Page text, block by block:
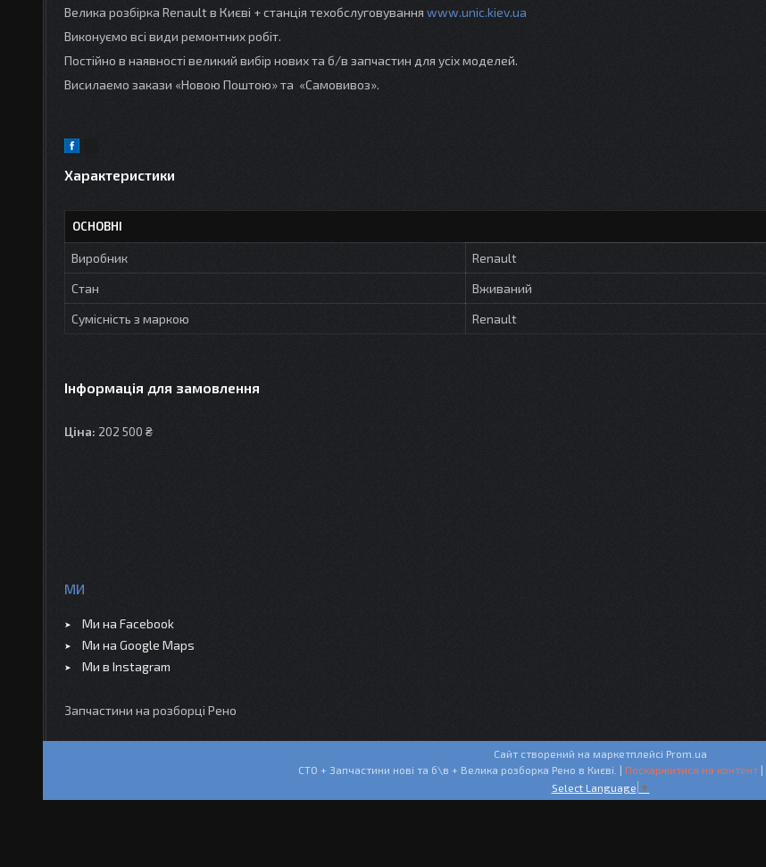
Велика розбірка Renault в Києві + станція техобслуговування www.unic.kiev.ua
Виконуємо всі види ремонтних робіт.
Постійно в наявності великий вибір нових та б/в запчастин для усіх моделей.
Висилаемо закази «Новою Поштою» та «Самовивоз».
Характеристики
ОСНОВНІ
Виробник
Renault
Стан
Вживаний
Сумісність з маркою
Renault
Інформація для замовлення
Ціна: 202 500 ₴
МИ
Ми на Facebook
Ми на Google Maps
Ми в Instagram
Запчастини на розборці Рено
Сайт створений на маркетплейсі Prom.ua
СТО + Запчастини нові та б\в + Велика розборка Рено в Києві. | Поскаржитися на контент |
Select Language ▼